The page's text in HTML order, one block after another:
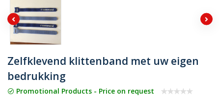
Zelfklevend klittenband met uw eigen
bedrukking
Promotional Products - Price on request